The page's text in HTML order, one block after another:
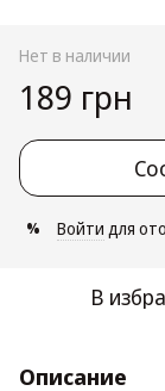
Нет в наличии
189 грн
% Войти для
В
Описание